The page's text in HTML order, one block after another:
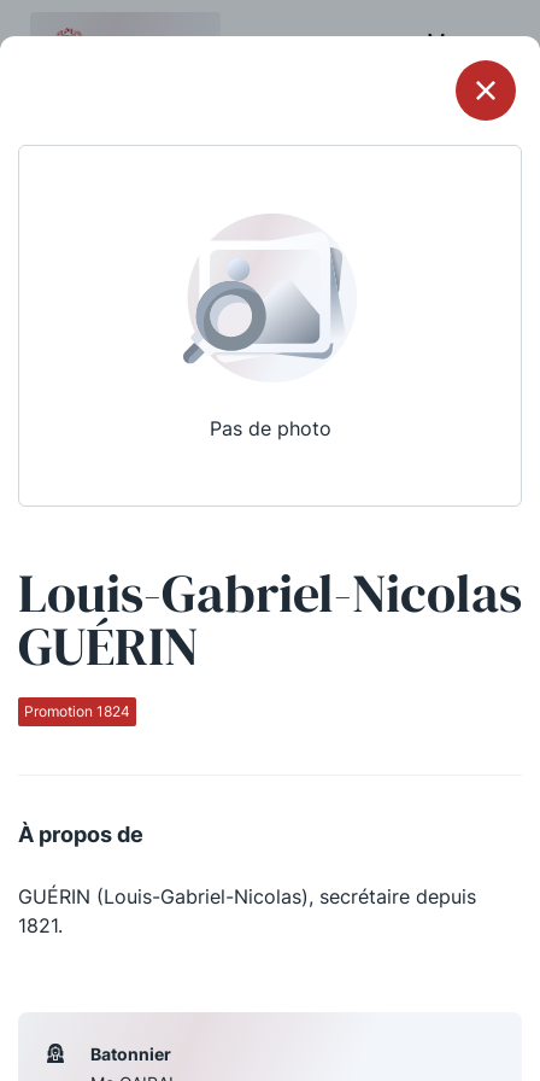
Menu
Pas de photo
Louis-Gabriel-Nicolas
GUÉRIN
Promotion 1824
À propos de
GUÉRIN (Louis-Gabriel-Nicolas), secrétaire depuis
1821.
Batonnier
Qui sommes-nous ?
La Conférence
La défense pénale
Le Concours de la Conférence